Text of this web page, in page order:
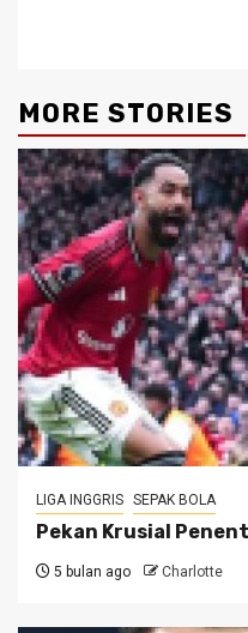
MORE STORIES
LIGA INGGRIS SEPAK BOLA
Pekan Krusial
5 bulan ago Charlotte